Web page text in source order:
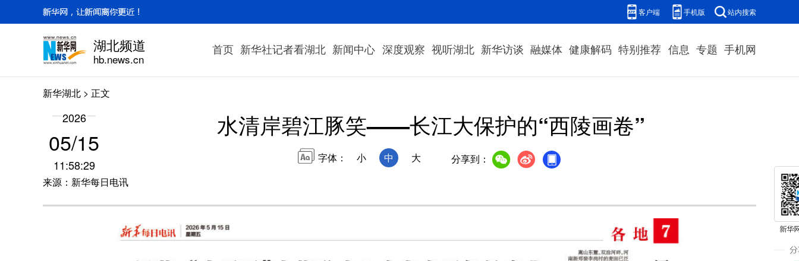
客户端 手机版 站内搜索
湖北频道
hb.news.cn
首页 新华社记者看湖北 新闻中心 深度观察 视听湖北 新华访谈 融媒体 健康解码 特别推荐 信息 专题 手机网
新华湖北 > 正文
2026
05/15
11:58:29
来源：新华每日电讯
水清岸碧江豚笑——长江大保护的“西陵画卷”
字体： 小 中 大 分享到：